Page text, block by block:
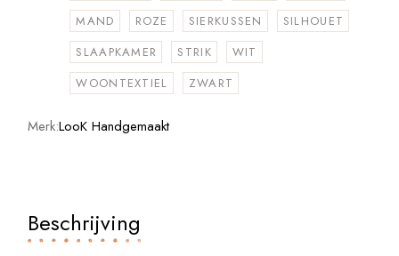
MAND
ROZE SIERKUSSEN
SILHOUET
SLAAPKAMER
STRIK
WIT
WOONTEXTIEL
ZWART
Merk:LooK Handgemaakt
Beschrijving